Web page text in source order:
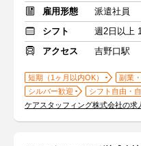
雇用形態
派遣社員
シフト
週2日以上
アクセス
吉野口駅
短期（1ヶ月以内OK）
副業
シルバー歓迎
シフト自由・
ケアスタッフィング株式会社の求